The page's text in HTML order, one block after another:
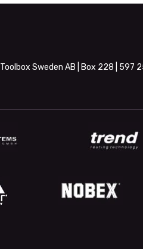
Toolbox Sweden AB | Box 228 | 597